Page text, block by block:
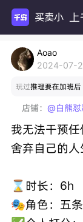
上千岛
Aoao
2024-07-
玩过推理要在加班后
店铺： @白熊
我无法干预
舍弃自己的
⌛️时长：6h
🎭角色：五